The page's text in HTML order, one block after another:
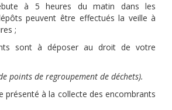
à 5 heures du matin dans les
peuvent être effectués la veille à
;
sont à déposer au droit de votre
points de regroupement de déchets).
présenté à la collecte des encombrants